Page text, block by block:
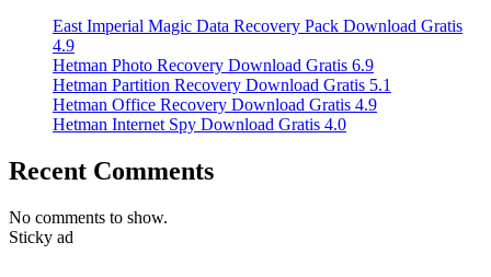
East Imperial Magic Data Recovery Pack Download Gratis
4.9
Hetman Photo Recovery Download Gratis 6.9
Hetman Partition Recovery Download Gratis 5.1
Hetman Office Recovery Download Gratis 4.9
Hetman Internet Spy Download Gratis 4.0
Recent Comments
No comments to show.
Sticky ad